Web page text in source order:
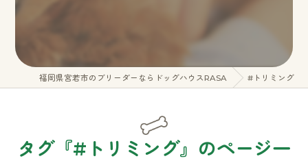
福岡県宮若市のブリーダーならドッグハウスRASA #トリミング
タグ『#トリミング』のページ一